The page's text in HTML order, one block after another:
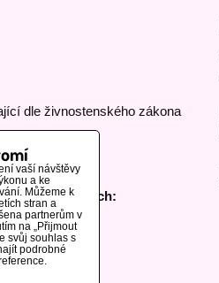
dle živnostenského zákona
visual.com
sociálních sítích:
vaší návštěvy
a ke
Můžeme k
stran a
partnerům v
na „Přijmout
svůj souhlas s
podrobné